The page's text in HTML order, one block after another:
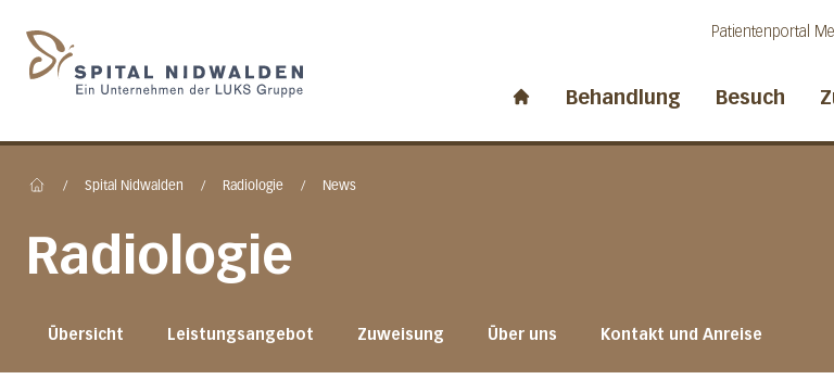
Patientenportal
Behandlung Besuch
/ Spital Nidwalden / Radiologie / News
Radiologie
Übersicht Leistungsangebot Zuweisung Über uns Kontakt und Anreise